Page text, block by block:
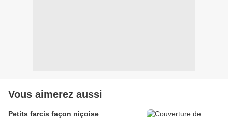
Vous aimerez aussi
Petits farcis façon niçoise